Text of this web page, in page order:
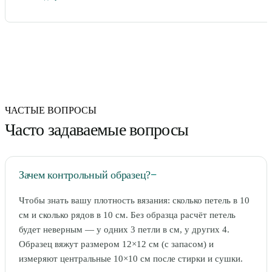
ЧАСТЫЕ ВОПРОСЫ
Часто задаваемые вопросы
Зачем контрольный образец?−
Чтобы знать вашу плотность вязания: сколько петель в 10
см и сколько рядов в 10 см. Без образца расчёт петель
будет неверным — у одних 3 петли в см, у других 4.
Образец вяжут размером 12×12 см (с запасом) и
измеряют центральные 10×10 см после стирки и сушки.